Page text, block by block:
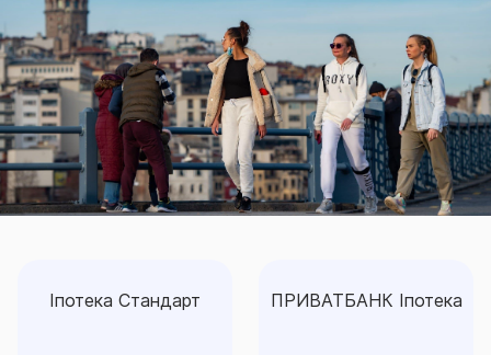
Іпотека Стандарт ПРИВАТБАНК Іпотека